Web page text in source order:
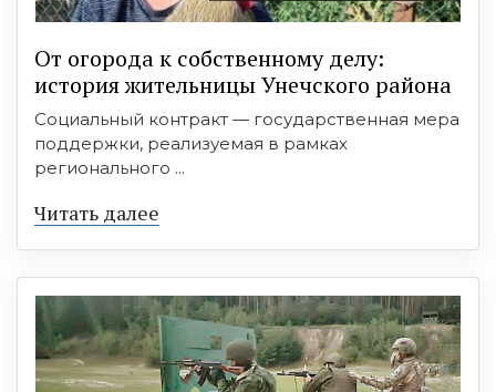
От огорода к собственному делу:
история жительницы Унечского района
Социальный контракт — государственная мера
поддержки, реализуемая в рамках
регионального ...
Читать далее